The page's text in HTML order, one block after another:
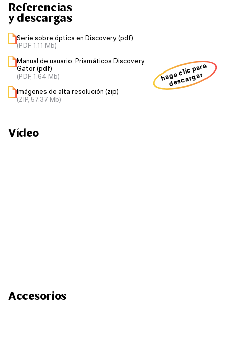
Referencias
y descargas
Serie sobre óptica en Discovery (pdf)
(PDF, 1.11 Mb)
Manual de usuario: Prismáticos Discovery
Gator (pdf)
(PDF, 1.64 Mb)
Imágenes de alta resolución (zip)
(ZIP, 57.37 Mb)
haga clic para
descargar
Vídeo
Accesorios